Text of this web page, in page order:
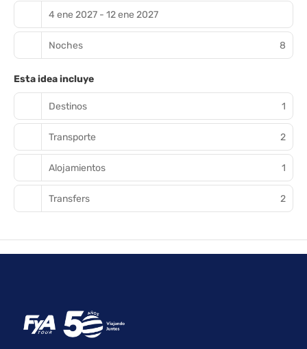
4 ene 2027 - 12 ene 2027
Noches 8
Esta idea incluye
Destinos 1
Transporte 2
Alojamientos 1
Transfers 2